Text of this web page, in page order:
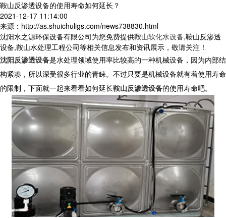
鞍山反渗透设备的使用寿命如何延长？
2021-12-17 11:14:00
来源：http://as.shuichuligs.com/news738830.html
沈阳水之源环保设备有限公司为您免费提供鞍山软化水设备,鞍山反渗透
设备,鞍山水处理工程公司等相关信息发布和资讯展示，敬请关注！
沈阳反渗透设备是水处理领域使用率比较高的一种机械设备，因为内部结
构紧凑，所以深受很多行业的青睐。不过只要是机械设备就有着使用寿命
的限制，下面就一起来看看如何延长鞍山反渗透设备的使用寿命吧。